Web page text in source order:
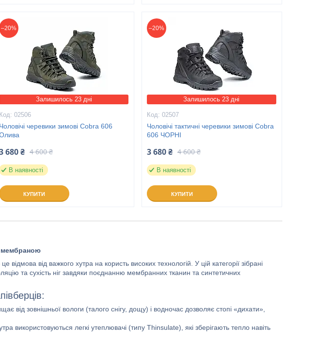
–20%
Залишилось 23 дні
02506
Чоловічі черевики зимові Cobra 606
680 ₴ 4 600 ₴
В наявності
КУПИТИ
–20%
Залишилось 23 дні
02507
Чоловічі тактичні черевики зимові Cobra
606 ЧОРНІ
3 680 ₴ 4 600 ₴
В наявності
КУПИТИ
мембраною
відмова від важкого хутра на користь високих технологій. У цій категорії зібрані
та сухість ніг завдяки поєднанню мембранних тканин та синтетичних
від зовнішньої вологи (талого снігу, дощу) і водночас дозволяє стопі «дихати»,
використовуються легкі утеплювачі (типу Thinsulate), які зберігають тепло навіть